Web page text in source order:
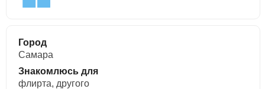
Город
Самара
Знакомлюсь для
флирта, другого